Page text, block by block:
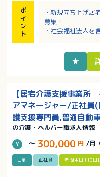
ポ
イ
ン
ト
・新規立ち上げ居
募集！
・社会福祉法人を
ただきますので
★
【居宅介護支援事業所
アマネージャー/正社員
護支援専門員,普通自動
の介護・ヘルパー職求人情報
～ 300,000 円 /月
日勤 正社員 年間休日110日